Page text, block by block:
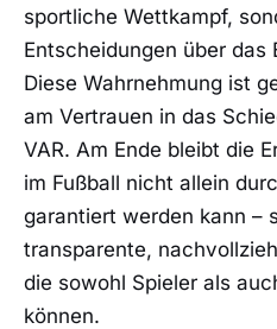
sportliche Wettkampf,
Entscheidungen über das
Diese Wahrnehmung ist
am Vertrauen in das
VAR. Am Ende bleibt die
im Fußball nicht allein
garantiert werden kann –
transparente,
die sowohl Spieler als
können.